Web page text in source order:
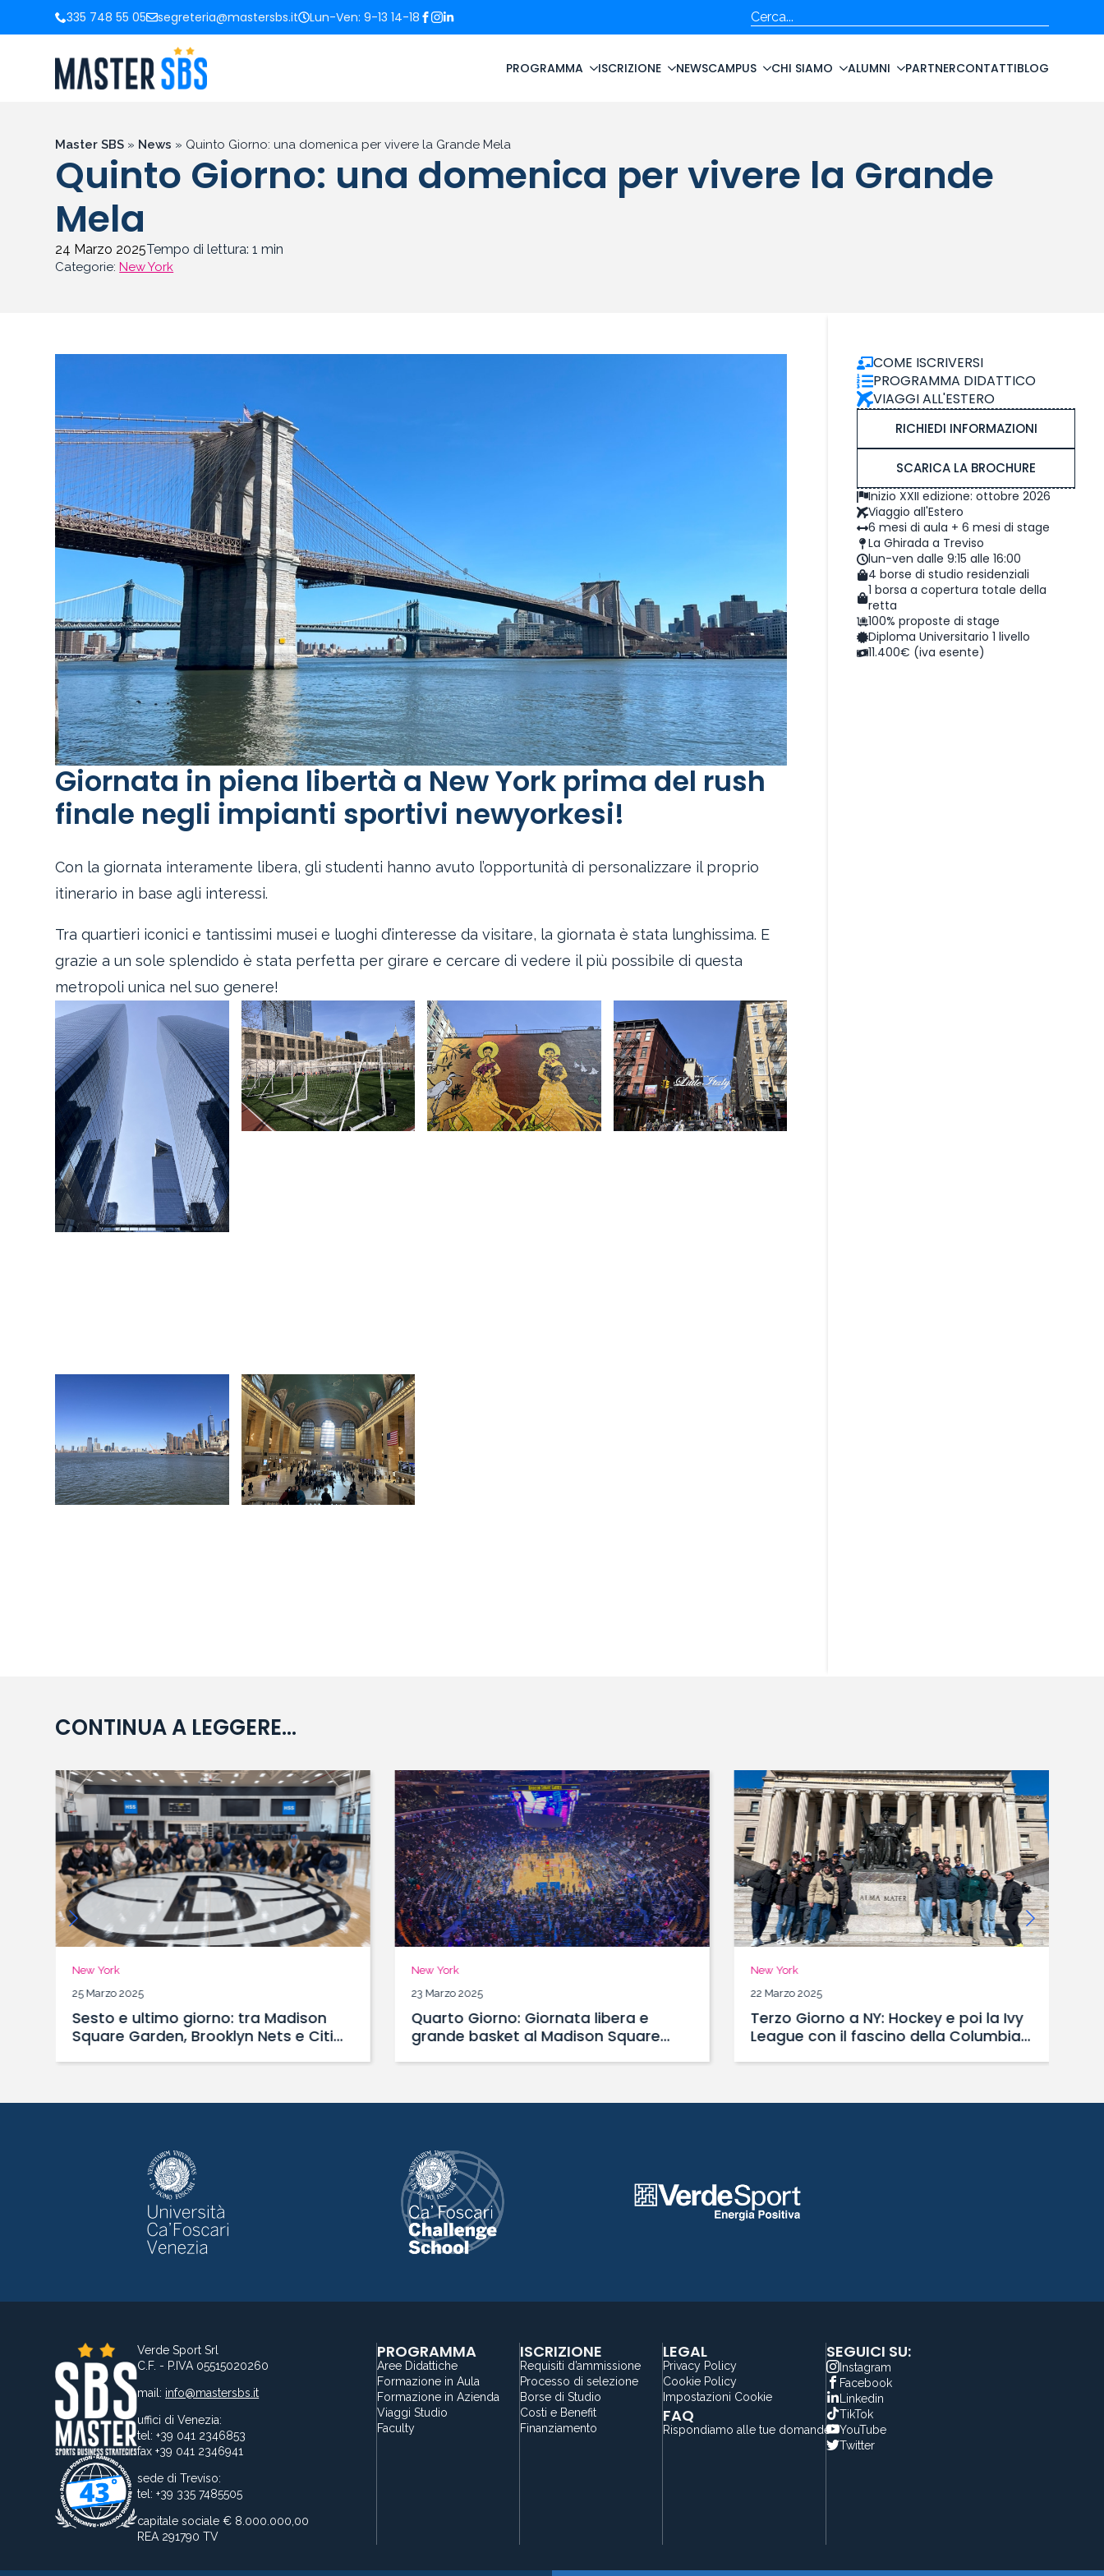
335 748 55 05 segreteria@mastersbs.it Lun-Ven: 9-13 14-18 Cerca
PROGRAMMA ISCRIZIONE NEWSCAMPUS CHI SIAMO ALUMNI PARTNERCONTATTIBLOG
Master SBS » News » Quinto Giorno: una domenica per vivere la Grande Mela
Quinto Giorno: una domenica per vivere la Grande
Mela
24 Marzo 2025Tempo di lettura:1 min
Categorie:New York
Giornata in piena libertà a New York prima del rush
finale negli impianti sportivi newyorkesi!
Con la giornata interamente libera, gli studenti hanno avuto l’opportunità di personalizzare il proprio
itinerario in base agli interessi.
Tra quartieri iconici e tantissimi musei e luoghi d’interesse da visitare, la giornata è stata lunghissima. E
grazie a un sole splendido è stata perfetta per girare e cercare di vedere il più possibile di questa
metropoli unica nel suo genere!
COME ISCRIVERSI
PROGRAMMA DIDATTICO
VIAGGI ALL'ESTERO
RICHIEDI INFORMAZIONI
SCARICA LA BROCHURE
Inizio XXII edizione: ottobre 2026
Viaggio all'Estero
6 mesi di aula + 6 mesi di stage
La Ghirada a Treviso
lun-ven dalle 9:15 alle 16:00
4 borse di studio residenziali
1 borsa a copertura totale della
retta
100% proposte di stage
Diploma Universitario 1 livello
11.400€ (iva esente)
CONTINUA A LEGGERE...
New York
25 Marzo 2025
Sesto e ultimo giorno: tra Madison
Square Garden, Brooklyn Nets e Citi
New York
23 Marzo 2025
Quarto Giorno: Giornata libera e
grande basket al Madison Square
New York
22 Marzo 2025
Terzo Giorno a NY: Hockey e poi la Ivy
League con il fascino della Columbia
Verde Sport Srl
C.F. - P.IVA 05515020260
mail: info@mastersbs.it
uffici di Venezia:
tel: +39 041 2346853
fax +39 041 2346941
sede di Treviso:
tel: +39 335 7485505
capitale sociale € 8.000.000,00
REA 291790 TV
PROGRAMMA
Aree Didattiche
Formazione in Aula
Formazione in Azienda
Viaggi Studio
Faculty
ISCRIZIONE
Requisiti d’ammissione
Processo di selezione
Borse di Studio
Costi e Benefit
Finanziamento
LEGAL
Privacy Policy
Cookie Policy
Impostazioni Cookie
FAQ
Rispondiamo alle tue domande
SEGUICI SU:
Instagram
Facebook
Linkedin
TikTok
YouTube
Twitter